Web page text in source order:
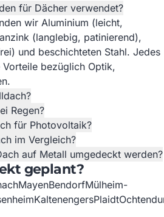
für Dächer verwendet?
wir Aluminium (leicht,
(langlebig, patinierend),
und beschichteten Stahl. Jedes
bezüglich Optik,
Regen?
für Photovoltaik?
im Vergleich?
auf Metall umgedeckt werden?
geplant?
MayenBendorfMülheim-
KaltenengersPlaidt